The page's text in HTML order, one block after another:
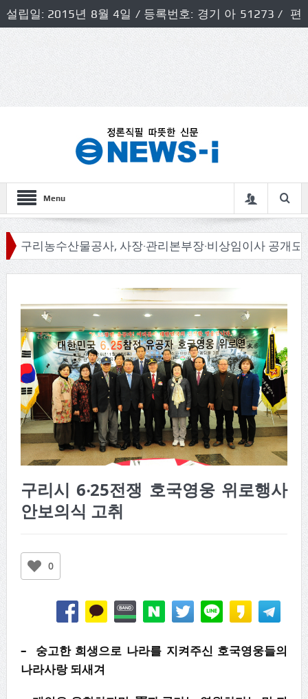
설립일: 2015년 8월 4일 / 등록번호: 경기 아 51273 / 편
집인 및 발행인: 허득천 / 개인정보책임자 및 청소년보호호
책임자: 최상규
Menu
농수산물공사, 사장·관리본부장·비상임이사 공개모집
구리시 6‧25전쟁 호국영웅 위로행사
안보의식 고취
0
– 숭고한 희생으로 나라를 지켜주신 호국영웅들의
나라사랑 되새겨